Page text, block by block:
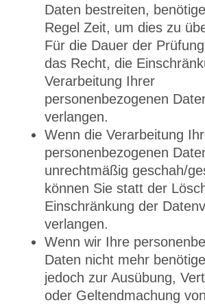
Daten bestreiten,
Regel Zeit, um dies zu
Für die Dauer der
das Recht, die
Verarbeitung Ihrer
personenbezogenen
verlangen.
Wenn die Verarbeitung
personenbezogenen
unrechtmäßig geschah/
können Sie statt der
Einschränkung der
verlangen.
Wenn wir Ihre
Daten nicht mehr
jedoch zur Ausübung,
oder Geltendmachung von